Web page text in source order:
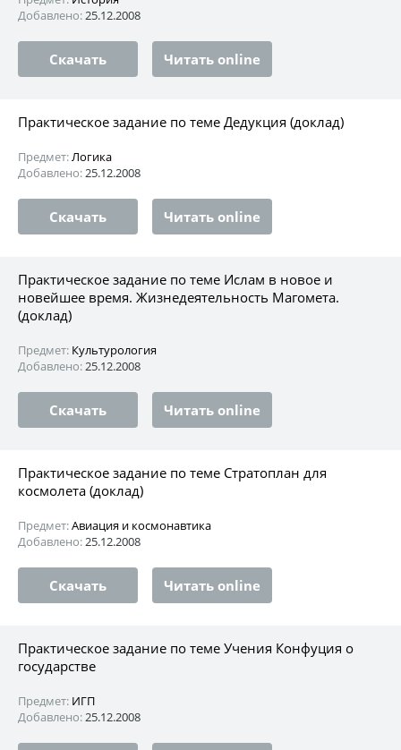
Добавлено:25.12.2008
Скачать Читать online
Практическое задание по теме Дедукция (доклад)
Предмет:Логика
Добавлено:25.12.2008
Скачать Читать online
Практическое задание по теме Ислам в новое и
новейшее время. Жизнедеятельность Магомета.
(доклад)
Предмет: Культурология
Добавлено:25.12.2008
Скачать Читать online
Практическое задание по теме Стратоплан для
космолета (доклад)
Предмет:Авиация и космонавтика
Добавлено:25.12.2008
Скачать Читать online
Практическое задание по теме Учения Конфуция о
государстве
Предмет: ИГП
Добавлено:25.12.2008